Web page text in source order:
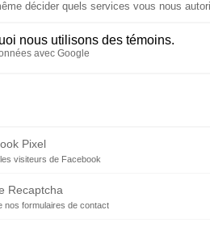
verbalisent avec plus
à chacun de lire ce qu’il a
les idées prises en notes au
aura pour tâche d’écrire
été évoqué en
procédé. Cependant, pour
propose de réfléchir aux